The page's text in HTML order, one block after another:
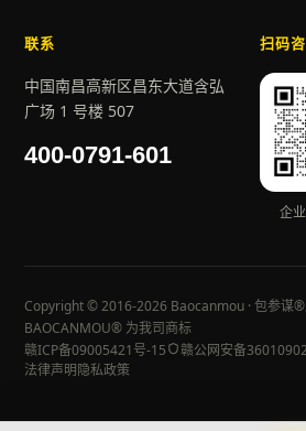
联系
中国南昌高新区昌东大道含弘
广场 1 号楼 507
400-0791-601
扫码
企
Copyright © 2016-2026 Baocanmou · 包参谋
BAOCANMOU® 为我司商标
赣ICP备09005421号-15
赣公网安备
法律声明隐私政策